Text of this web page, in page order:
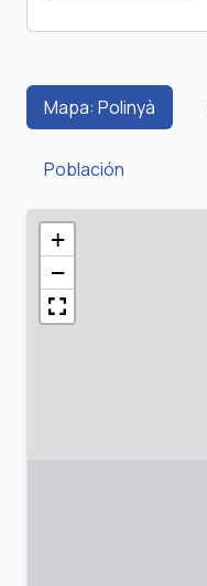
Mapa: Polinyà
Población
+
−